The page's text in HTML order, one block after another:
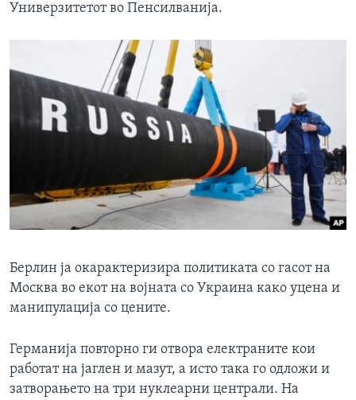
Универзитетот во Пенсилванија.
Берлин ја окарактеризира политиката со гасот на
Москва во екот на војната со Украина како уцена и
манипулација со цените.
Германија повторно ги отвора електраните кои
работат на јаглен и мазут, а исто така го одложи и
затворањето на три нуклеарни централи. На